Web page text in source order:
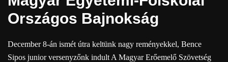
Országos Bajnokság
December 8-án ismét útra keltünk nagy reményekkel, Bence
Sipos junior versenyzőnk indult A Magyar Erőemelő Szövetség